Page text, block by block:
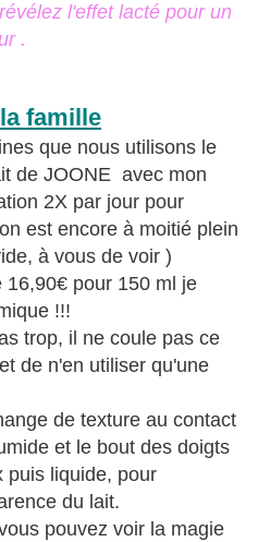
l'effet lacté pour un
.
famille
que nous utilisons le
de JOONE avec mon
2X par jour pour
est encore à moitié plein
à vous de voir )
16,90€ pour 150 ml je
!!!
trop, il ne coule pas ce
de n'en utiliser qu'une
de texture au contact
et le bout des doigts
puis liquide, pour
du lait.
pouvez voir la magie